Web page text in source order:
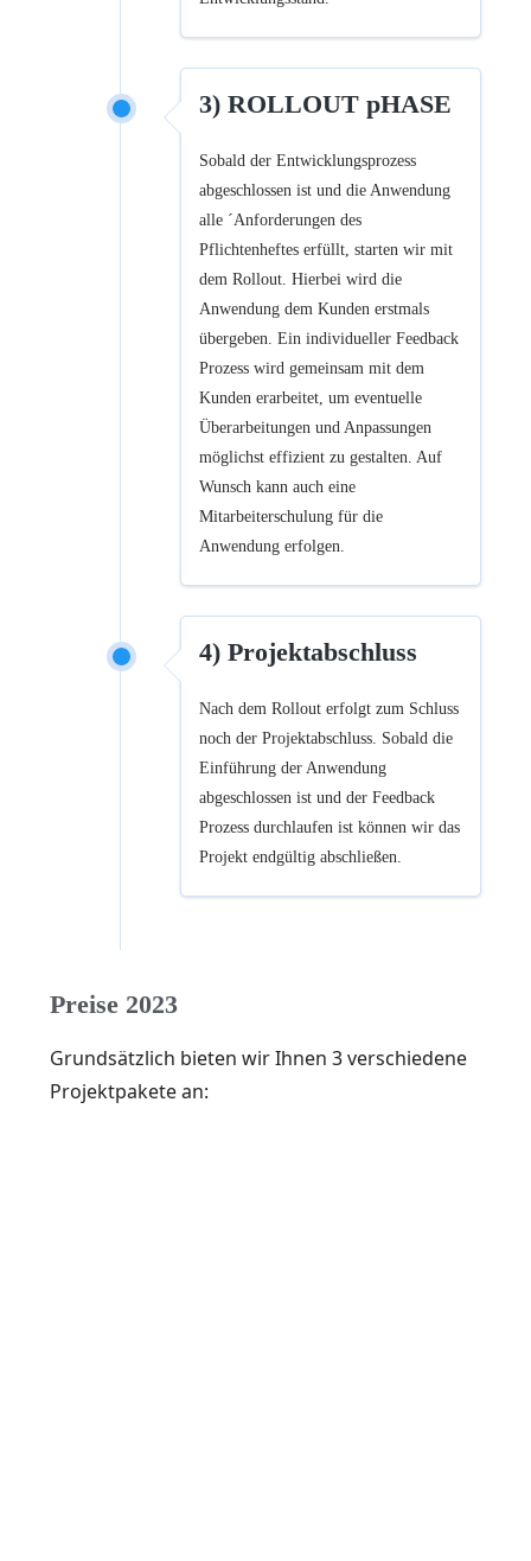
3) ROLLOUT pHASE
Sobald der Entwicklungsprozess
abgeschlossen ist und die Anwendung
alle ´Anforderungen des
Pflichtenheftes erfüllt, starten wir mit
dem Rollout. Hierbei wird die
Anwendung dem Kunden erstmals
übergeben. Ein individueller Feedback
Prozess wird gemeinsam mit dem
Kunden erarbeitet, um eventuelle
Überarbeitungen und Anpassungen
möglichst effizient zu gestalten. Auf
Wunsch kann auch eine
Mitarbeiterschulung für die
Anwendung erfolgen.
4) Projektabschluss
Nach dem Rollout erfolgt zum Schluss
noch der Projektabschluss. Sobald die
Einführung der Anwendung
abgeschlossen ist und der Feedback
Prozess durchlaufen ist können wir das
Projekt endgültig abschließen.
Preise 2023
Grundsätzlich bieten wir Ihnen 3 verschiedene
Projektpakete an: